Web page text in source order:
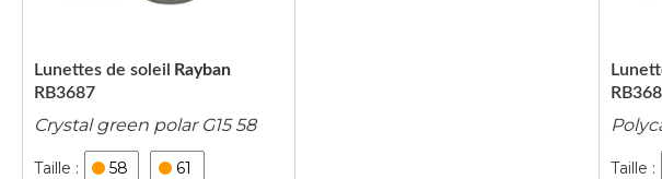
RB3687
Lunettes de soleil Rayban
Crystal green polar G15 58
58 61